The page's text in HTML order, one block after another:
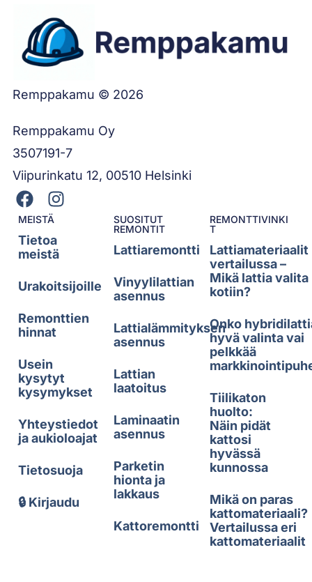
Remppakamu © 2026
Remppakamu Oy
3507191-7
Viipurinkatu 12, 00510 Helsinki
MEISTÄ
Tietoa
meistä
Urakoitsijoille
Remonttien
hinnat
Usein
kysytyt
kysymykset
Yhteystiedot
ja aukioloajat
Tietosuoja
🔒 Kirjaudu
SUOSITUT
REMONTIT
Lattiaremontti
Vinyylilattian
asennus
Lattialämmityksen
asennus
Lattian
laatoitus
Laminaatin
asennus
Parketin
hionta ja
lakkaus
Kattoremontti
REMONTTIVINKI
T
Lattiamateriaalit
vertailussa –
Mikä lattia valita
kotiin?
Onko
hyvä valinta vai
pelkkää
Tiilikaton
huolto:
Näin pidät
kattosi
hyvässä
kunnossa
Mikä on paras
kattomateriaali?
Vertailussa eri
kattomateriaalit